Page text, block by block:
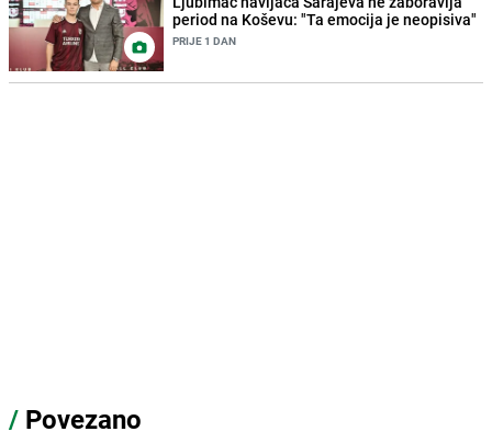
period na Koševu: "Ta emocija je neopisiva"
PRIJE 1 DAN
/ Povezano